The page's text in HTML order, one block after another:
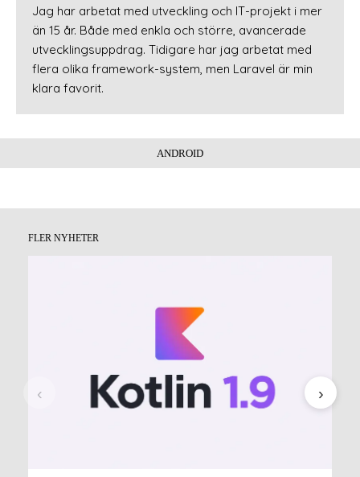
Jag har arbetat med utveckling och IT-projekt i mer
än 15 år. Både med enkla och större, avancerade
utvecklingsuppdrag. Tidigare har jag arbetat med
flera olika framework-system, men Laravel är min
klara favorit.
ANDROID
FLER NYHETER
‹ ›